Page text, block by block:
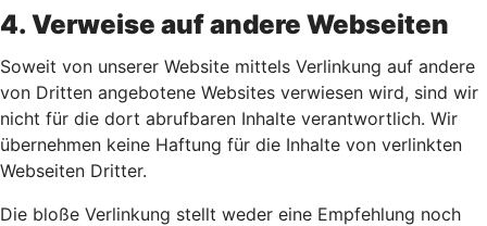
4. Verweise auf andere Webseiten
Soweit von unserer Website mittels Verlinkung auf andere
von Dritten angebotene Websites verwiesen wird, sind wir
nicht für die dort abrufbaren Inhalte verantwortlich. Wir
übernehmen keine Haftung für die Inhalte von verlinkten
Webseiten Dritter.
Die bloße Verlinkung stellt weder eine Empfehlung noch